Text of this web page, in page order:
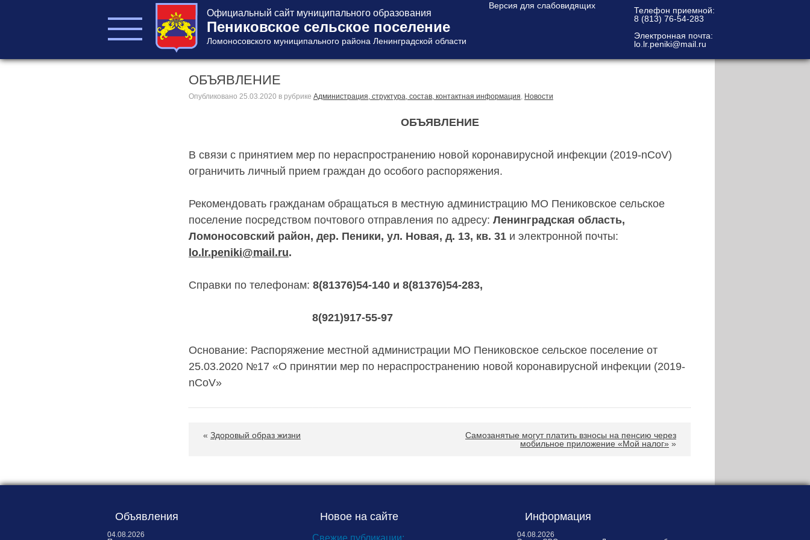
Официальный сайт муниципального образования
Пениковское сельское поселение
Ломоносовского муниципального района Ленинградской области
Телефон приемной:
8 (813) 76-54-283
Электронная почта:
lo.lr.peniki@mail.ru
ОБЪЯВЛЕНИЕ
Опубликовано 25.03.2020 в рубрике Администрация, структура, состав, контактная информация, Новости
ОБЪЯВЛЕНИЕ
В связи с принятием мер по нераспространению новой коронавирусной инфекции (2019-nCoV)
ограничить личный прием граждан до особого распоряжения.
Рекомендовать гражданам обращаться в местную администрацию МО Пениковское сельское
поселение посредством почтового отправления по адресу: Ленинградская область,
Ломоносовский район, дер. Пеники, ул. Новая, д. 13, кв. 31 и электронной почты:
lo. lr.peniki@mail .ru.
Справки по телефонам: 8(81376)54-140 и 8(81376)54-283,
8(921)917-55-97
Основание: Распоряжение местной администрации МО Пениковское сельское поселение от
25.03.2020 №17 «О принятии мер по нераспространению новой коронавирусной инфекции (2019-
nCoV»
« Здоровый образ жизни
Самозанятые могут платить взносы на пенсию через
мобильное приложение «Мой налог» »
Объявления
04.08.2026
Новое на сайте
Свежие публикации:
Информация
04.08.2026